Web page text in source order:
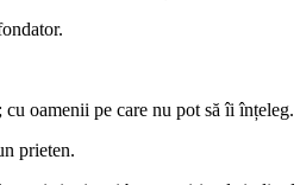
oamenii pe care nu pot să îi înțeleg.
prieten.